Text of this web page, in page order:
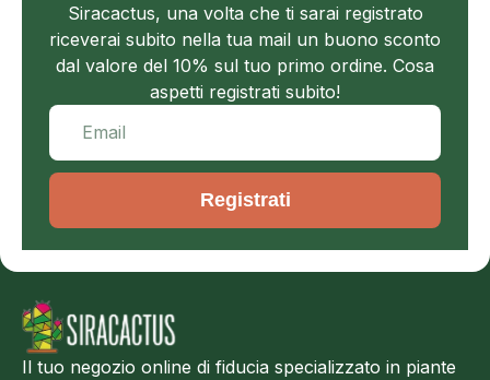
Siracactus, una volta che ti sarai registrato
riceverai subito nella tua mail un buono sconto
dal valore del 10% sul tuo primo ordine. Cosa
aspetti registrati subito!
Registrati
Il tuo negozio online di fiducia specializzato in piante